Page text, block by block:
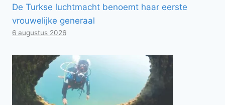
De Turkse luchtmacht benoemt haar eerste
vrouwelijke generaal
6 augustus 2026